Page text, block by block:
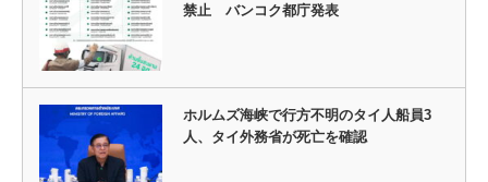
禁止 バンコク都庁発表
ホルムズ海峡で行方不明のタイ人船員3
人、タイ外務省が死亡を確認